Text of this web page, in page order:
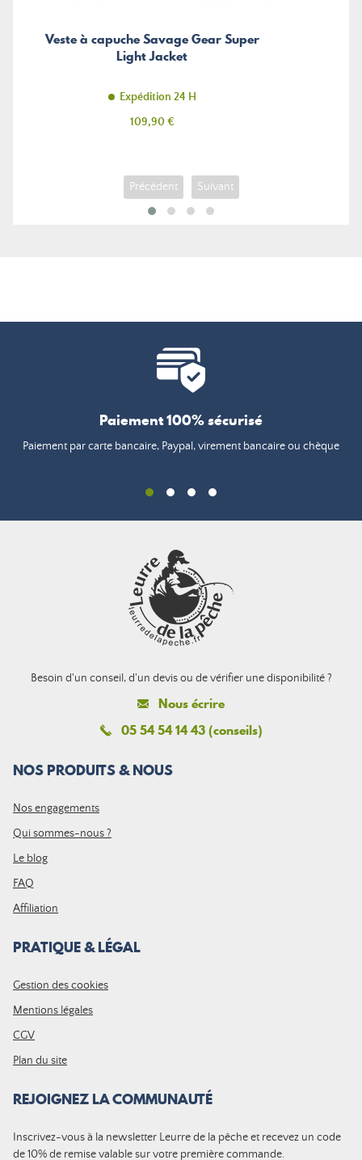
Veste à capuche Savage Gear Super
Light Jacket
Expédition 24 H
Prix
109,90 €
Précédent Suivant
Paiement 100% sécurisé
Paiement par carte bancaire, Paypal, virement bancaire ou chèque
Besoin d'un conseil, d'un devis ou de vérifier une disponibilité ?
Nous écrire
05 54 54 14 43 (conseils)
NOS PRODUITS & NOUS
Nos engagements
Qui sommes-nous ?
Le blog
FAQ
Affiliation
PRATIQUE & LÉGAL
Gestion des cookies
Mentions légales
CGV
Plan du site
REJOIGNEZ LA COMMUNAUTÉ
Inscrivez-vous à la newsletter Leurre de la pêche et recevez un code
de 10% de remise valable sur votre première commande.